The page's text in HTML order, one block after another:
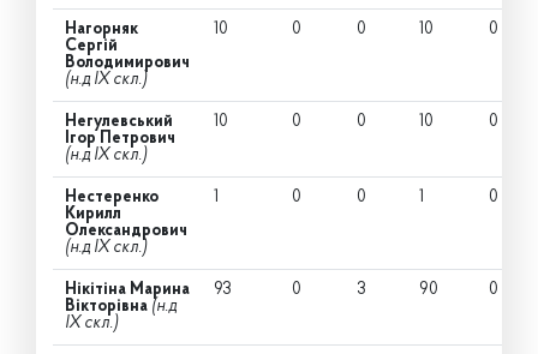
Нагорняк
Сергій
Володимирович
(н.д IX скл.)
10 0 0 10 0
Негулевський
Ігор Петрович
(н.д IX скл.)
10 0 0 10 0
Нестеренко
Кирилл
Олександрович
(н.д IX скл.)
1 0 0 1 0
Нікітіна Марина
Вікторівна (н.д
IX скл.)
93 0 3 90 0